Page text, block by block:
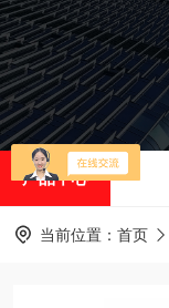
产品中心
当前位置： 首页